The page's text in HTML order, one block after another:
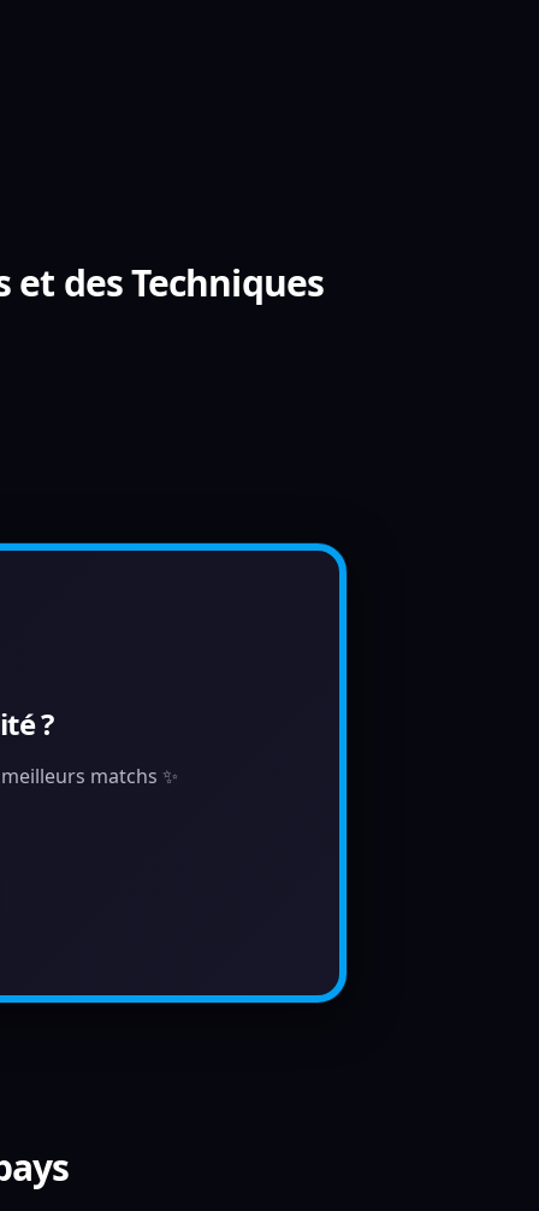
des Techniques
?
matchs ✨